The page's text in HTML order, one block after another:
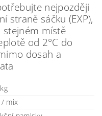
nejpozději
straně sáčku (EXP),
stejném místě
od 2°C do
dosah a
/ mix